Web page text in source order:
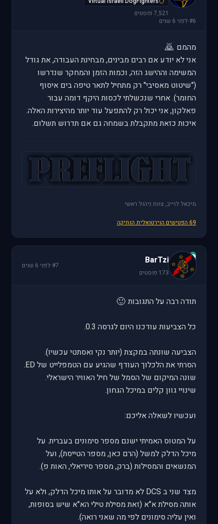
7,521 פוסטים
#6
·לפני 6 שנים
מהמם 🙇
אני לא יודע אם רבים מבינים, מבחינת העבודה, את גודל
המשימה וההישג הזה, וכמות הזמן והמחקר שנדרשו
("שיטוט מאסיבי" רק מתחיל לתאר טיפה בים איסוף
החומר). אחרי שנכשלתי לכסות היקף דומה עבור
פאלקון, אני יכול רק להתפעל עוד יותר מהיצירות האלה.
איכות כזאת מתקבלת בשמחה גם אם תדרוש תשלום.
מיכאל לוייב, צוות ניהול ראשי
69 הפטישים הוירטואלית הותיקה
B
BarTzi
173 פוסטים
#7
·לפני 6 שנים
תודה רבה על התגובות 🙂
כל הצביעות עודכנו היום לגרסה 0.3.
הצביעה שונתה במקצת (יותר נקי ואסתטי עכשיו).
הסרתי את הלכלוך העודף שהגיע עם הטמפלייט של ED.
שונה המיקום של הסמל של חיל האוויר הישראלי.
שינויי גוון קלים במיכל הגחון.
ועכשיו לשאלה אליכם:
על המטוס האמיתי ישנם מספר סימונים בעברית. על
מיכל הדלק למשל (הרם כאן, מספר הטייסת), ועל
המנשאים והמסילות (ברק, מספר סיריאלי, האות פ).
מצד שני ב DCS לא מדובר על אותו מיכל הדלק, ולא על
אותה מסילת א"א (זאת מסילת טילי הא"א שיש בסופות,
ואין עליה סימונים לפי מה שאני רואה).